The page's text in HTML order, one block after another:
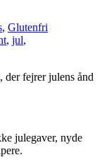
, Glutenfri
, jul,
der fejrer julens ånd
julegaver, nyde